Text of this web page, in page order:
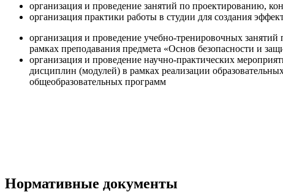
организация и проведение занятий по проектированию,
организация практики работы в студии для создания
организация и проведение учебно-тренировочных
рамках преподавания предмета «Основ безопасности и
организация и проведение научно-практических
дисциплин (модулей) в рамках реализации
общеобразовательных программ
Нормативные документы